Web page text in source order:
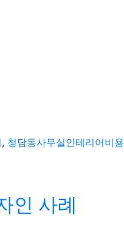
, 청담동사무실인테리어비용
인 사례